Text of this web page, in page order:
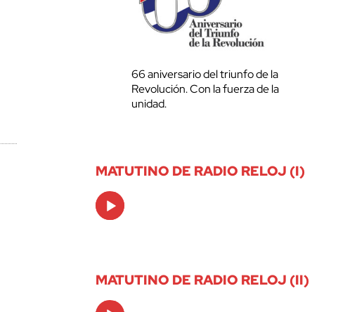
66 aniversario del triunfo de la
Revolución. Con la fuerza de la
unidad.
MATUTINO DE RADIO RELOJ (I)
Audio
Player
MATUTINO DE RADIO RELOJ (II)
Audio